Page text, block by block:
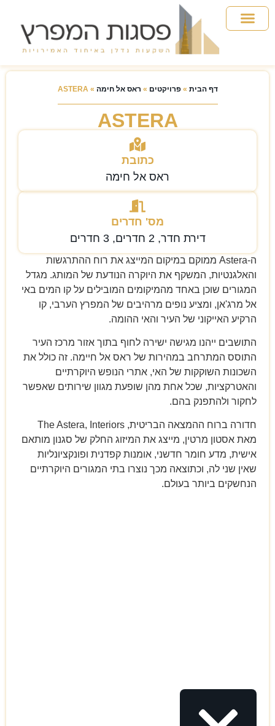
דף הבית »פרויקטים » ראס אל חימה »
ASTERA
ASTERA
כתובת
ראס אל חימה
מס' חדרים
דירת חדר, 2 חדרים, 3 חדרים
ה-Astera ממוקם במיקום המייצג את רוח ההתרגשות
והאלגנטיות, המשקף את היוקרה הנודעת של המותג. מגדל
המגורים שוכן באחד מהמיקומים המובילים על קו המים באי
אל מרג'אן, ומציע נופים מרהיבים של המפרץ הערבי, קו
הרקיע האייקוני של העיר והאי ההומה.
התושבים ייהנו מגישה ישירה לחוף בתוך אזור מרכז העיר
התוסס המתרחב במהירות של ראס אל חיימה. זה כולל את
השכונות השוקקות של האי, אתרי הנופש היוקרתיים
והאטרקציות, שכל אחת מהן שופעת מגוון שירותים שאפשר
לחקור ולהתפנק בהם.
חדורה ברוח ההמצאה הבריטית, The Astera, Interiors
מאת אסטון מרטין, מייצג את המיזוג החלק של סגנון מותאם
אישית, מדע חומר חדשני, אומנות קפדנית ופונקציונליות
שאין שני לה, וכתוצאה מכך נוצרו בתי המגורים היוקרתיים
הנחשקים ביותר בעולם.